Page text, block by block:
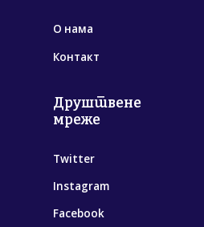
О нама
Контакт
Друштвене
мреже
Twitter
Instagram
Facebook